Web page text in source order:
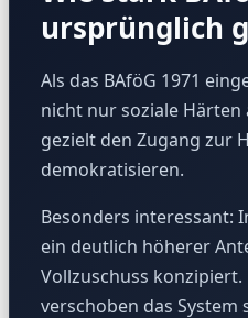
ursprünglich
Als das BAföG 1971
nicht nur soziale
gezielt den Zugang zur
demokratisieren.
Besonders interessant:
ein deutlich höherer
Vollzuschuss
verschoben das System